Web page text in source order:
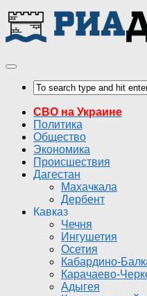
СВО на Украине
Политика
Общество
Экономика
Происшествия
Дагестан
Махачкала
Дербент
Кавказ
Чечня
Ингушетия
Осетия
Кабардино-
Карачаево-
Адыгея